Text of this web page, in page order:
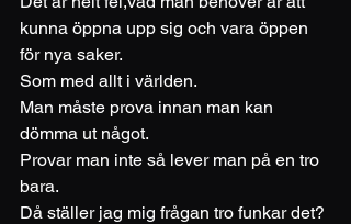
kunna öppna upp sig och vara öppen
för nya saker.
Som med allt i världen.
Man måste prova innan man kan
dömma ut något.
Provar man inte så lever man på en tro
bara.
Då ställer jag mig frågan tro funkar det?